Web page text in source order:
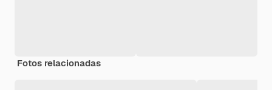
Fotos relacionadas